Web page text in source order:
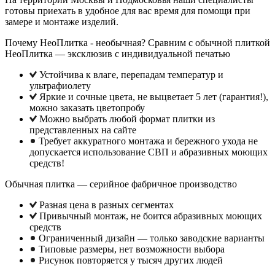
готовы приехать в удобное для вас время для помощи при
замере и монтаже изделий.
Почему НеоПлитка - необычная? Сравним с обычной плиткой
НеоПлитка — эксклюзив с индивидуальной печатью
Устойчива к влаге, перепадам температур и
ультрафиолету
Яркие и сочные цвета, не выцветает 5 лет (гарантия!),
можно заказать цветопробу
Можно выбрать любой формат плитки из
представленных на сайте
Требует аккуратного монтажа и бережного ухода не
допускается использование СВП и абразивных моющих
средств!
Обычная плитка — серийное фабричное производство
Разная цена в разных сегментах
Привычный монтаж, не боится абразивных моющих
средств
Ограниченный дизайн — только заводские варианты
Типовые размеры, нет возможности выбора
Рисунок повторяется у тысяч других людей